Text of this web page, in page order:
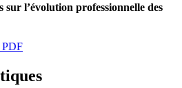
l’évolution professionnelle des
PDF